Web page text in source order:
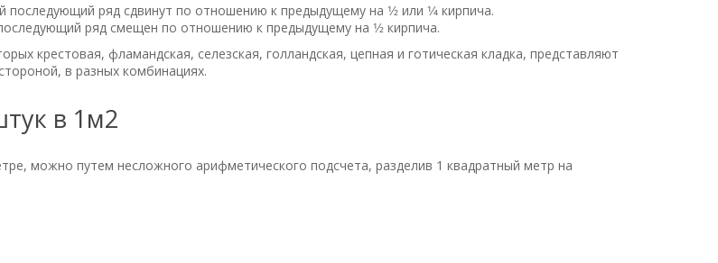
ряд сдвинут по отношению к предыдущему на 1⁄2 или 1⁄4 кирпича.
ряд смещен по отношению к предыдущему на 1⁄2 кирпича.
крестовая, фламандская, селезская, голландская, цепная и готическая кладка, представляют
в разных комбинациях.
в 1м2
можно путем несложного арифметического подсчета, разделив 1 квадратный метр на